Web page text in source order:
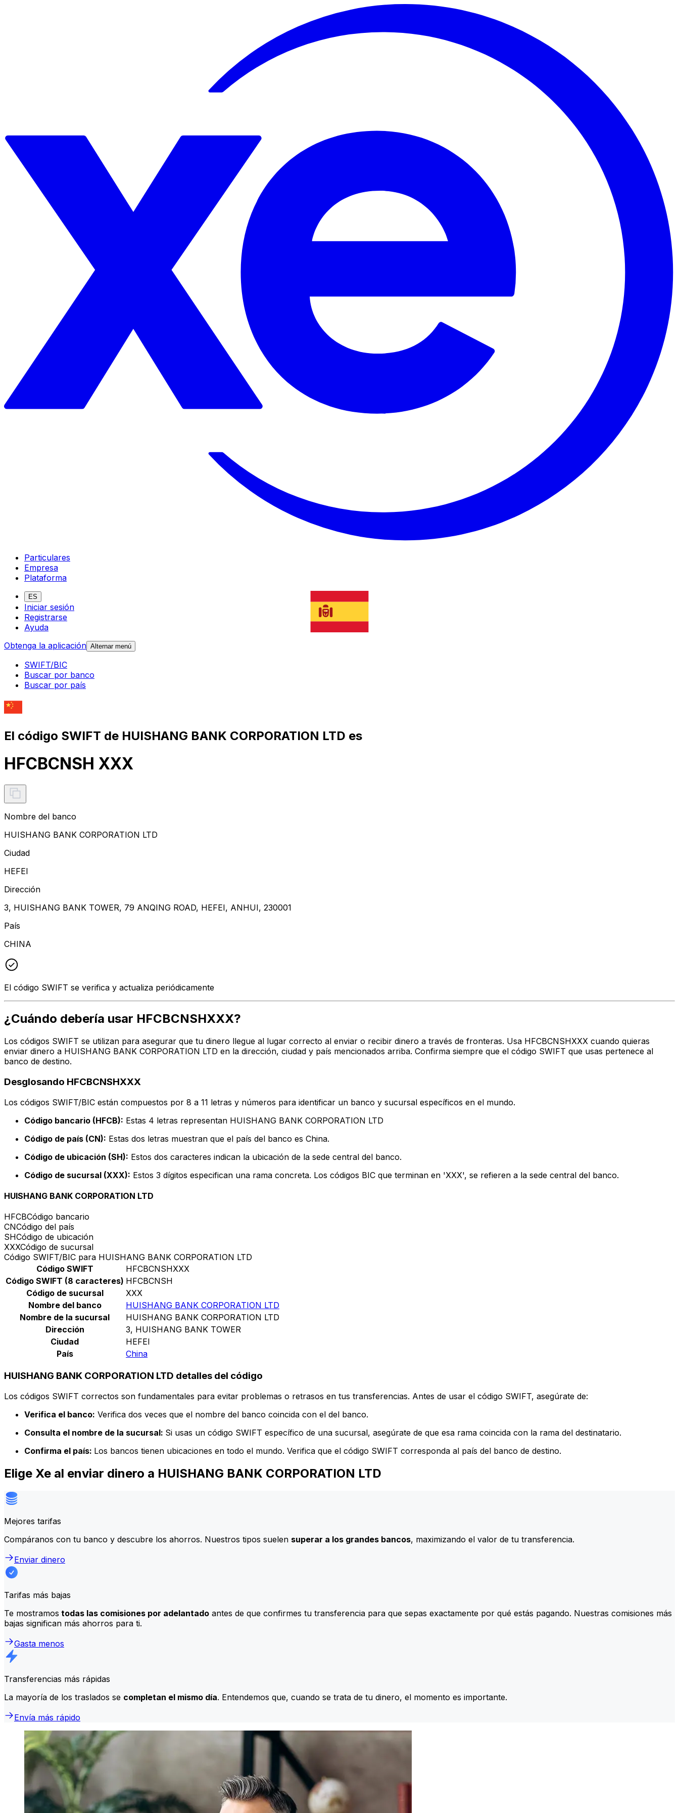
Particulares
Empresa
Plataforma
ES
Iniciar sesión
Registrarse
Ayuda
Obtenga la aplicación Alternar menú
SWIFT/BIC
Buscar por banco
Buscar por país
El código SWIFT de HUISHANG BANK CORPORATION LTD es
HFCBCNSH XXX
Nombre del banco
HUISHANG BANK CORPORATION LTD
Ciudad
HEFEI
Dirección
3, HUISHANG BANK TOWER, 79 ANQING ROAD, HEFEI, ANHUI, 230001
País
CHINA
El código SWIFT se verifica y actualiza periódicamente
¿Cuándo debería usar HFCBCNSHXXX?
Los códigos SWIFT se utilizan para asegurar que tu dinero llegue al lugar correcto al enviar o recibir dinero a través de fronteras. Usa HFCBCNSHXXX cuando quieras
enviar dinero a HUISHANG BANK CORPORATION LTD en la dirección, ciudad y país mencionados arriba. Confirma siempre que el código SWIFT que usas pertenece al
banco de destino.
Desglosando HFCBCNSHXXX
Los códigos SWIFT/BIC están compuestos por 8 a 11 letras y números para identificar un banco y sucursal específicos en el mundo.
Código bancario (HFCB): Estas 4 letras representan HUISHANG BANK CORPORATION LTD
Código de país (CN): Estas dos letras muestran que el país del banco es China.
Código de ubicación (SH): Estos dos caracteres indican la ubicación de la sede central del banco.
Código de sucursal (XXX): Estos 3 dígitos especifican una rama concreta. Los códigos BIC que terminan en 'XXX', se refieren a la sede central del banco.
HUISHANG BANK CORPORATION LTD
HFCBCódigo bancario
CNCódigo del país
SHCódigo de ubicación
XXXCódigo de sucursal
Código SWIFT/BIC para HUISHANG BANK CORPORATION LTD
Código SWIFT
HFCBCNSHXXX
Código SWIFT (8 caracteres) HFCBCNSH
Código de sucursal
XXX
Nombre del banco
HUISHANG BANK CORPORATION LTD
Nombre de la sucursal
HUISHANG BANK CORPORATION LTD
Dirección
3, HUISHANG BANK TOWER
Ciudad
HEFEI
País
China
HUISHANG BANK CORPORATION LTD detalles del código
Los códigos SWIFT correctos son fundamentales para evitar problemas o retrasos en tus transferencias. Antes de usar el código SWIFT, asegúrate de:
Verifica el banco: Verifica dos veces que el nombre del banco coincida con el del banco.
Consulta el nombre de la sucursal: Si usas un código SWIFT específico de una sucursal, asegúrate de que esa rama coincida con la rama del destinatario.
Confirma el país: Los bancos tienen ubicaciones en todo el mundo. Verifica que el código SWIFT corresponda al país del banco de destino.
Elige Xe al enviar dinero a HUISHANG BANK CORPORATION LTD
Mejores tarifas
Compáranos con tu banco y descubre los ahorros. Nuestros tipos suelen superar a los grandes bancos, maximizando el valor de tu transferencia.
Enviar dinero
Tarifas más bajas
Te mostramos todas las comisiones por adelantado antes de que confirmes tu transferencia para que sepas exactamente por qué estás pagando. Nuestras comisiones más
bajas significan más ahorros para ti.
Gasta menos
Transferencias más rápidas
La mayoría de los traslados se completan el mismo día. Entendemos que, cuando se trata de tu dinero, el momento es importante.
Envía más rápido